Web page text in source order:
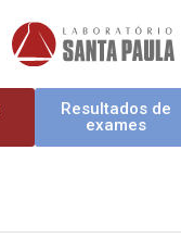
Resultados de
exames